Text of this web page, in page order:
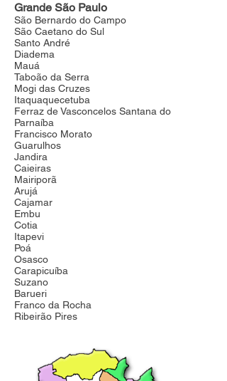
Grande São Paulo
São Bernardo do Campo
São Caetano do Sul
Santo André
Diadema
Mauá
Taboão da Serra
Mogi das Cruzes
Itaquaquecetuba
Ferraz de Vasconcelos Santana do
Parnaíba
Francisco Morato
Guarulhos
Jandira
Caieiras
Mairiporã
Arujá
Cajamar
Embu
Cotia
Itapevi
Poá
Osasco
Carapicuíba
Suzano
Barueri
Franco da Rocha
Ribeirão Pires